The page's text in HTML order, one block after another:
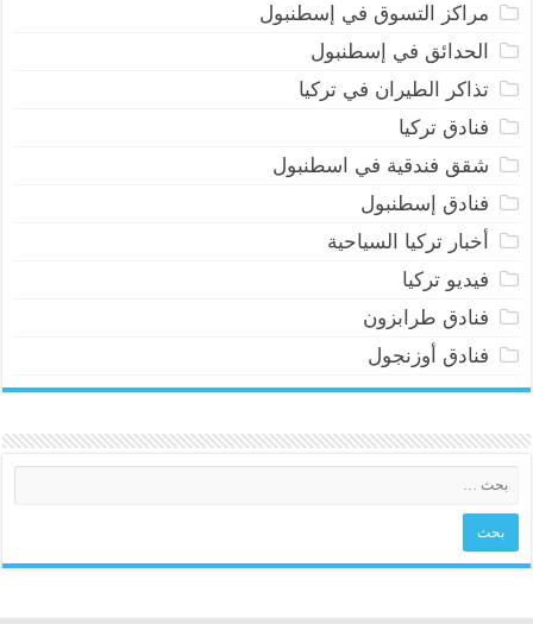
مراكز التسوق في إسطنبول
الحدائق في إسطنبول
تذاكر الطيران في تركيا
فنادق تركيا
شقق فندقية في اسطنبول
فنادق إسطنبول
أخبار تركيا السياحية
فيديو تركيا
فنادق طرابزون
فنادق أوزنجول